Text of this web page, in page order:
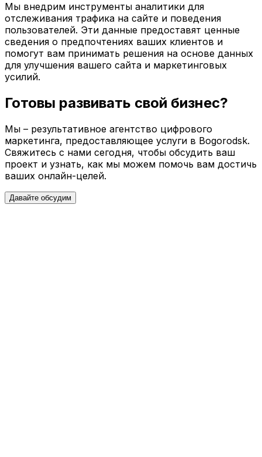
Мы внедрим инструменты аналитики для
отслеживания трафика на сайте и поведения
пользователей. Эти данные предоставят ценные
сведения о предпочтениях ваших клиентов и
помогут вам принимать решения на основе данных
для улучшения вашего сайта и маркетинговых
усилий.
Готовы развивать свой бизнес?
Мы – результативное агентство цифрового
маркетинга, предоставляющее услуги в Bogorodsk.
Свяжитесь с нами сегодня, чтобы обсудить ваш
проект и узнать, как мы можем помочь вам достичь
ваших онлайн-целей.
Давайте обсудим